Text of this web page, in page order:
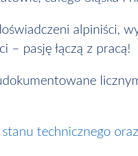
alpiniści,
– pasję łączą z pracą!
stanu technicznego